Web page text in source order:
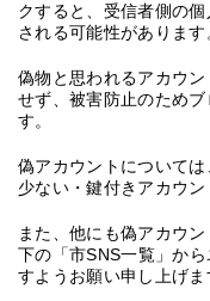
クすると、受信者側の
される可能性があります
偽物と思われるアカウ
せず、被害防止のため
す。
偽アカウントについて
少ない・鍵付きアカウン
また、他にも偽アカウ
下の「市SNS一覧」か
すようお願い申し上げま